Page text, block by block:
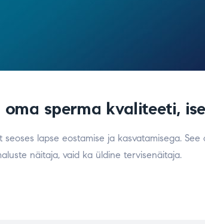
sperma kvaliteeti,
seoses lapse eostamise ja kasvatamisega.
näitaja, vaid ka üldine tervisenäitaja.